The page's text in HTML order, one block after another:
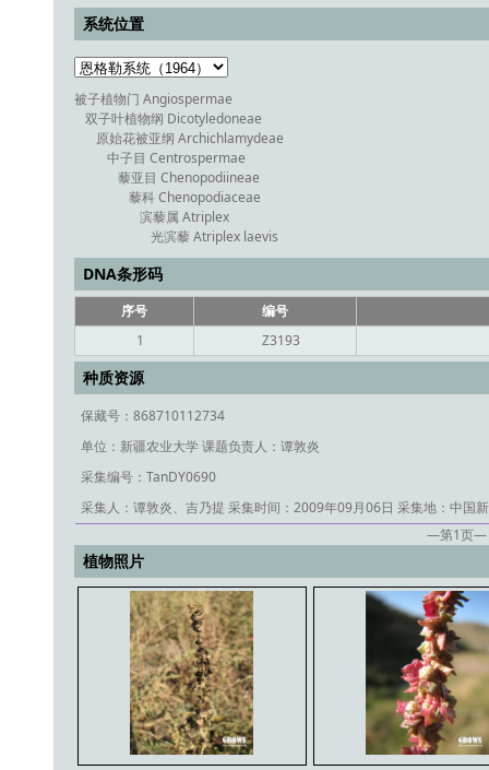
系统位置
被子植物门 Angiospermae
双子叶植物纲 Dicotyledoneae
原始花被亚纲 Archichlamydeae
中子目 Centrospermae
藜亚目 Chenopodiineae
藜科 Chenopodiaceae
滨藜属 Atriplex
光滨藜 Atriplex laevis
DNA条形码
序号 编号
1 Z3193
种质资源
保藏号：868710112734
单位：新疆农业大学 课题负责人：谭敦炎
采集编号：TanDY0690
采集人：谭敦炎、吉乃提 采集时间：2009年09月06日 采集地：中国
—第1页—
植物照片